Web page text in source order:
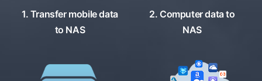
1. Transfer mobile data
to NAS
2. Computer data to
NAS